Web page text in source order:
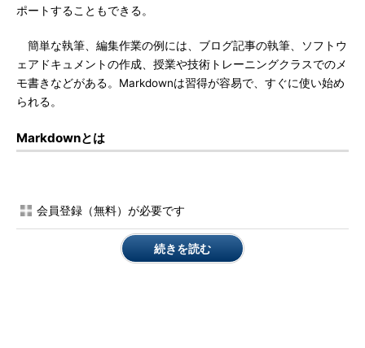
ポートすることもできる。
簡単な執筆、編集作業の例には、ブログ記事の執筆、ソフトウ
ェアドキュメントの作成、授業や技術トレーニングクラスでのメ
モ書きなどがある。Markdownは習得が容易で、すぐに使い始め
られる。
Markdownとは
会員登録（無料）が必要です
続きを読む